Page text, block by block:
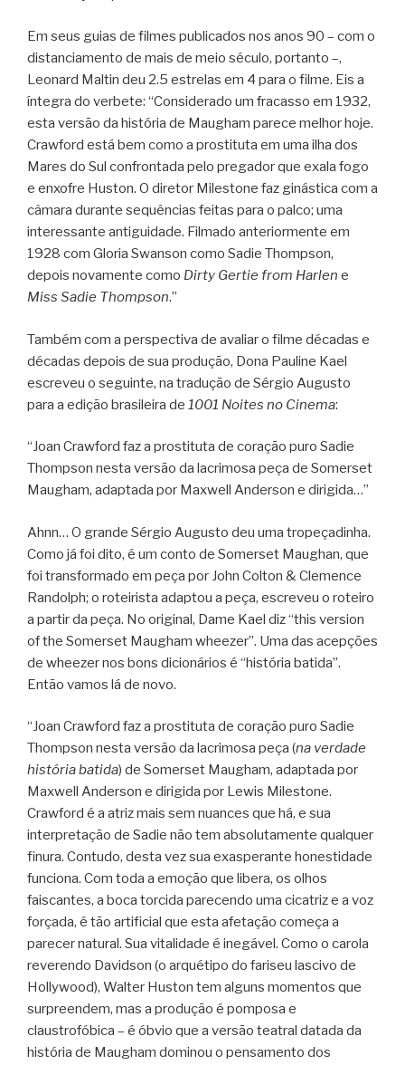
Em seus guias de filmes publicados nos anos 90 – com o
distanciamento de mais de meio século, portanto –,
Leonard Maltin deu 2.5 estrelas em 4 para o filme. Eis a
íntegra do verbete: “Considerado um fracasso em 1932,
esta versão da história de Maugham parece melhor hoje.
Crawford está bem como a prostituta em uma ilha dos
Mares do Sul confrontada pelo pregador que exala fogo
e enxofre Huston. O diretor Milestone faz ginástica com a
câmara durante sequências feitas para o palco; uma
interessante antiguidade. Filmado anteriormente em
1928 com Gloria Swanson como Sadie Thompson,
depois novamente como Dirty Gertie from Harlen e
Miss Sadie Thompson.”
Também com a perspectiva de avaliar o filme décadas e
décadas depois de sua produção, Dona Pauline Kael
escreveu o seguinte, na tradução de Sérgio Augusto
para a edição brasileira de 1001 Noites no Cinema:
“Joan Crawford faz a prostituta de coração puro Sadie
Thompson nesta versão da lacrimosa peça de Somerset
Maugham, adaptada por Maxwell Anderson e dirigida…”
Ahnn… O grande Sérgio Augusto deu uma tropeçadinha.
Como já foi dito, é um conto de Somerset Maughan, que
foi transformado em peça por John Colton & Clemence
Randolph; o roteirista adaptou a peça, escreveu o roteiro
a partir da peça. No original, Dame Kael diz “this version
of the Somerset Maugham wheezer”. Uma das acepções
de wheezer nos bons dicionários é “história batida”.
Então vamos lá de novo.
“Joan Crawford faz a prostituta de coração puro Sadie
Thompson nesta versão da lacrimosa peça (na verdade
história batida) de Somerset Maugham, adaptada por
Maxwell Anderson e dirigida por Lewis Milestone.
Crawford é a atriz mais sem nuances que há, e sua
interpretação de Sadie não tem absolutamente qualquer
finura. Contudo, desta vez sua exasperante honestidade
funciona. Com toda a emoção que libera, os olhos
faiscantes, a boca torcida parecendo uma cicatriz e a voz
forçada, é tão artificial que esta afetação começa a
parecer natural. Sua vitalidade é inegável. Como o carola
reverendo Davidson (o arquétipo do fariseu lascivo de
Hollywood), Walter Huston tem alguns momentos que
surpreendem, mas a produção é pomposa e
claustrofóbica – é óbvio que a versão teatral datada da
história de Maugham dominou o pensamento dos